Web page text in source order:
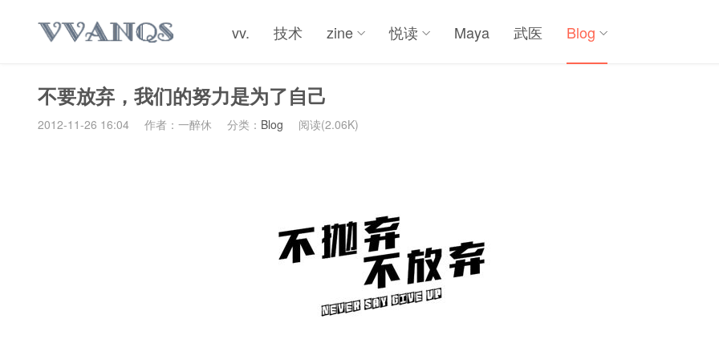
vv. 技术 zine 悦读 Maya 武医 Blog
不要放弃，我们的努力是为了自己
2012-11-26 16:04 作者：一醉休 分类： Blog 阅读(2.06K)